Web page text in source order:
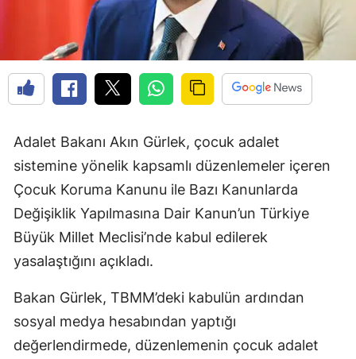
Adalet Bakanı Akın Gürlek, çocuk adalet
sistemine yönelik kapsamlı düzenlemeler içeren
Çocuk Koruma Kanunu ile Bazı Kanunlarda
Değişiklik Yapılmasına Dair Kanun’un Türkiye
Büyük Millet Meclisi’nde kabul edilerek
yasalaştığını açıkladı.
Bakan Gürlek, TBMM’deki kabulün ardından
sosyal medya hesabından yaptığı
değerlendirmede, düzenlemenin çocuk adalet